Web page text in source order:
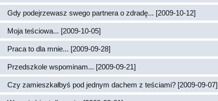
Gdy podejrzewasz swego partnera o zdradę... [2009-10-12]
Moja teściowa... [2009-10-05]
Praca to dla mnie... [2009-09-28]
Przedszkole wspominam... [2009-09-21]
Czy zamieszkałbyś pod jednym dachem z teściami? [2009-09-07]